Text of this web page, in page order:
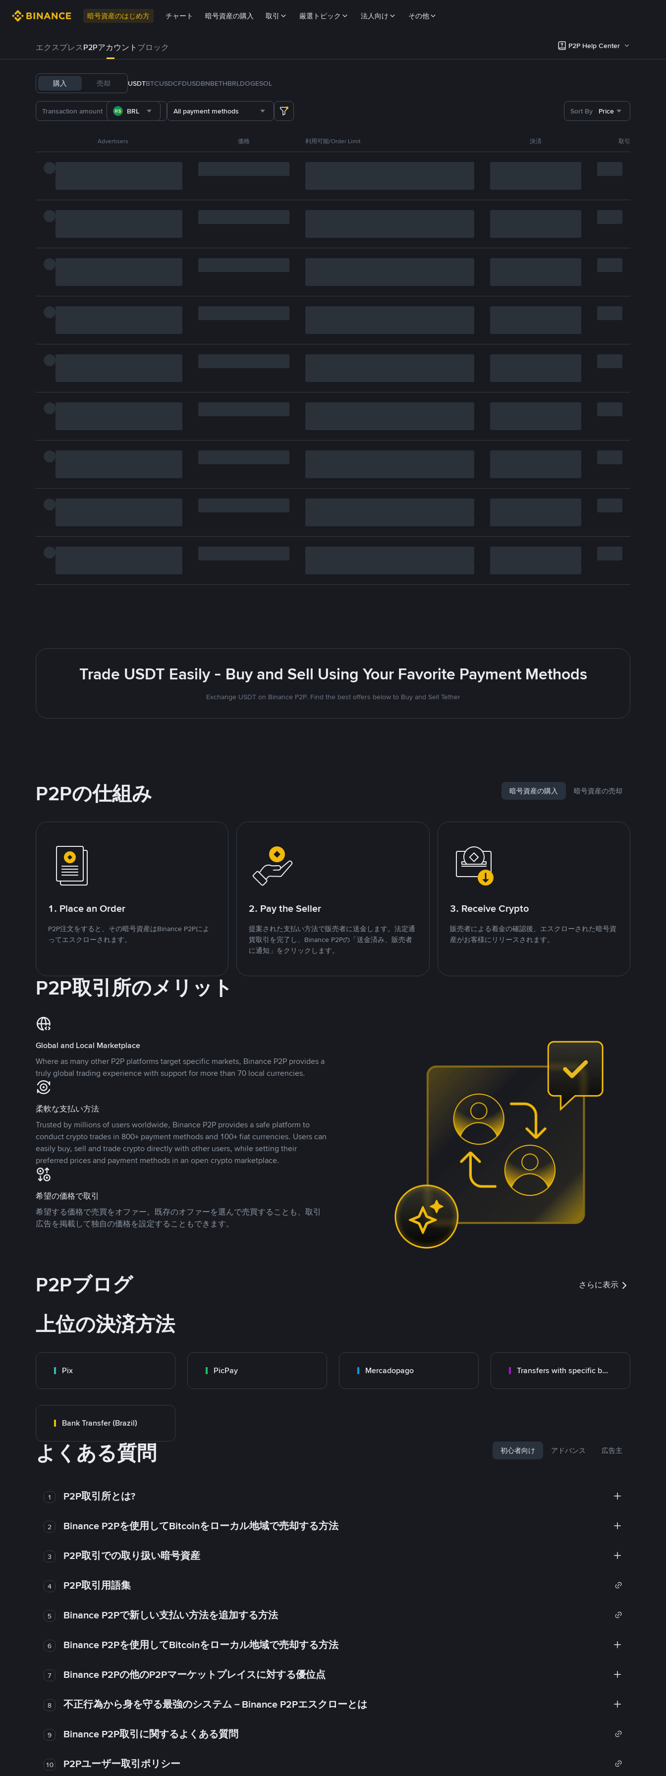
暗号資産のはじめ方 チャート 暗号資産の購入 取引 厳選トピック 法人向け その他
エクスプレスP2Pアカウント ブロック P2P Help Center
購入 売却 USDTBTCUSDCFDUSDBNBETHBRLDOGESOL
BRL All payment methods Sort By Price
Advertisers 価格 利用可能/Order Limit 決済 取引
Trade USDT Easily - Buy and Sell Using Your Favorite Payment Methods
Exchange USDT on Binance P2P. Find the best offers below to Buy and Sell Tether
P2Pの仕組み 暗号資産の購入 暗号資産の売却
1. Place an Order
P2P注文をすると、その暗号資産はBinance P2Pによ
ってエスクローされます。
2. Pay the Seller
提案された支払い方法で販売者に送金します。法定通
貨取引を完了し、Binance P2Pの「送金済み、販売者
に通知」をクリックします。
3. Receive Crypto
販売者による着金の確認後、エスクローされた暗号資
産がお客様にリリースされます。
P2P取引所のメリット
Global and Local Marketplace
Where as many other P2P platforms target specific markets, Binance P2P provides a
truly global trading experience with support for more than 70 local currencies.
柔軟な支払い方法
Trusted by millions of users worldwide, Binance P2P provides a safe platform to
conduct crypto trades in 800+ payment methods and 100+ fiat currencies. Users can
easily buy, sell and trade crypto directly with other users, while setting their
preferred prices and payment methods in an open crypto marketplace.
希望の価格で取引
希望する価格で売買をオファー。既存のオファーを選んで売買することも、取引
広告を掲載して独自の価格を設定することもできます。
P2Pブログ さらに表示
上位の決済方法
Pix PicPay Mercadopago Transfers with specific bank
Bank Transfer (Brazil)
よくある質問 初心者向け アドバンス 広告主
1 P2P取引所とは?
2 Binance P2Pを使用してBitcoinをローカル地域で売却する方法
3 P2P取引での取り扱い暗号資産
4 P2P取引用語集
5 Binance P2Pで新しい支払い方法を追加する方法
6 Binance P2Pを使用してBitcoinをローカル地域で売却する方法
7 Binance P2Pの他のP2Pマーケットプレイスに対する優位点
8 不正行為から身を守る最強のシステム－Binance P2Pエスクローとは
9 Binance P2P取引に関するよくある質問
10 P2Pユーザー取引ポリシー